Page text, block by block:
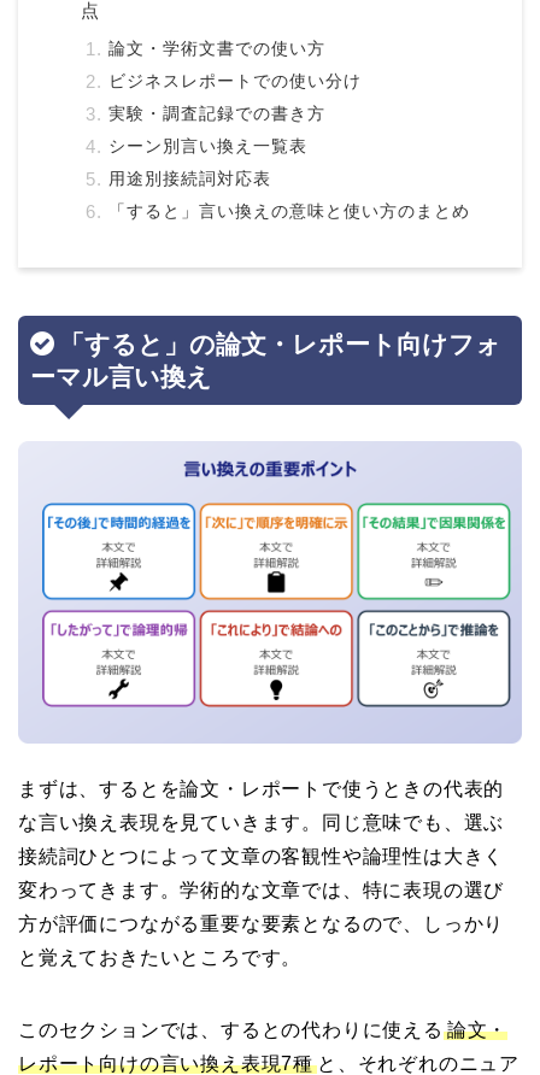
点
論文・学術文書での使い方
ビジネスレポートでの使い分け
実験・調査記録での書き方
シーン別言い換え一覧表
用途別接続詞対応表
「すると」言い換えの意味と使い方のまとめ
「すると」の論文・レポート向けフォ
ーマル言い換え
まずは、するとを論文・レポートで使うときの代表的
な言い換え表現を見ていきます。同じ意味でも、選ぶ
接続詞ひとつによって文章の客観性や論理性は大きく
変わってきます。学術的な文章では、特に表現の選び
方が評価につながる重要な要素となるので、しっかり
と覚えておきたいところです。
このセクションでは、するとの代わりに使える 論文・
レポート向けの言い換え表現7種 と、それぞれのニュア